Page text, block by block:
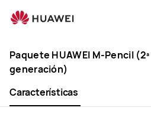
Paquete
HUAWEI
M-
Pencil
(compatible
Paquete HUAWEI M-Pencil (2ª
generación)
Características